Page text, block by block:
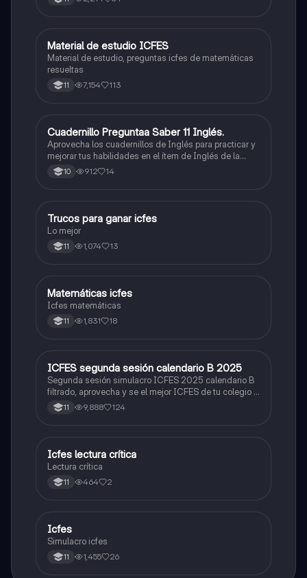
ICFES: Matemáticas
Material de estudio ICFES
Material de estudio, preguntas icfes de matemáticas
resueltas
11 7,154 113
ICFES: Inglés
Cuadernillo Preguntaa Saber 11 Inglés.
Aprovecha los cuadernillos de Inglés para practicar y
mejorar tus habilidades en el ítem de Inglés de la
Prueba Saber 11. 🫡
10 912 14
Química
Trucos para ganar icfes
Lo mejor
11 1,074 13
ICFES: Matemáticas
Matemáticas icfes
Icfes matemáticas
11 1,831 18
ICFES: Lectura Crítica
ICFES segunda sesión calendario B 2025
Segunda sesión simulacro ICFES 2025 calendario B
filtrado, aprovecha y se el mejor ICFES de tu colegio y
poder ingresar a universidad, y estudiar aquella
carrera con la que tanto sueñas.
11 9,888 124
Lengua Castellana
Icfes lectura crítica
Lectura crítica
11 464 2
ICFES: Sociales y Ciudadanas
Icfes
Simulacro icfes
11 1,455 26